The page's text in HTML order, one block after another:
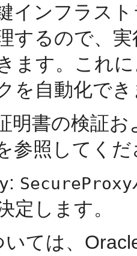
インフラス
するので、
ます。これ
を自動化で
明書の検証
参照してく
: SecureProxy
定します。
ては、